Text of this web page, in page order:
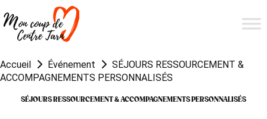
Accueil Événement
SÉJOURS RESSOURCEMENT &
ACCOMPAGNEMENTS PERSONNALISÉS
SÉJOURS RESSOURCEMENT & ACCOMPAGNEMENTS PERSONNALISÉS